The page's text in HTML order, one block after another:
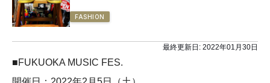
FASHION
最終更新日: 2022年01月30日
■FUKUOKA MUSIC FES.